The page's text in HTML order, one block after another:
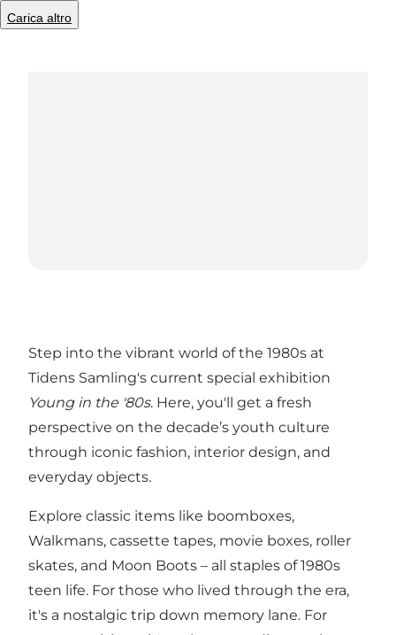
Carica altro
Step into the vibrant world of the 1980s at
Tidens Samling's current special exhibition
Young in the '80s. Here, you'll get a fresh
perspective on the decade’s youth culture
through iconic fashion, interior design, and
everyday objects.
Explore classic items like boomboxes,
Walkmans, cassette tapes, movie boxes, roller
skates, and Moon Boots – all staples of 1980s
teen life. For those who lived through the era,
it's a nostalgic trip down memory lane. For